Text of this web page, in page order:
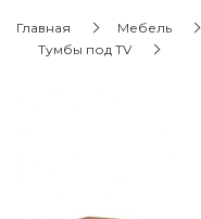
Главная Мебель
Тумбы под TV